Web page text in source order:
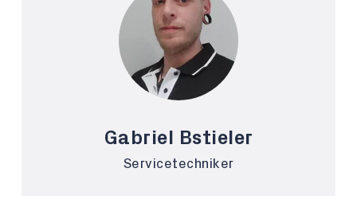
Gabriel Bstieler
Servicetechniker